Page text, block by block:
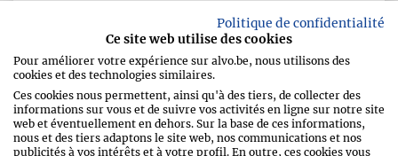
Politique de confidentialité
Ce site web utilise des cookies
Pour améliorer votre expérience sur alvo.be, nous utilisons des
cookies et des technologies similaires.
Ces cookies nous permettent, ainsi qu'à des tiers, de collecter des
informations sur vous et de suivre vos activités en ligne sur notre site
web et éventuellement en dehors. Sur la base de ces informations,
nous et des tiers adaptons le site web, nos communications et nos
publicités à vos intérêts et à votre profil. En outre, ces cookies vous